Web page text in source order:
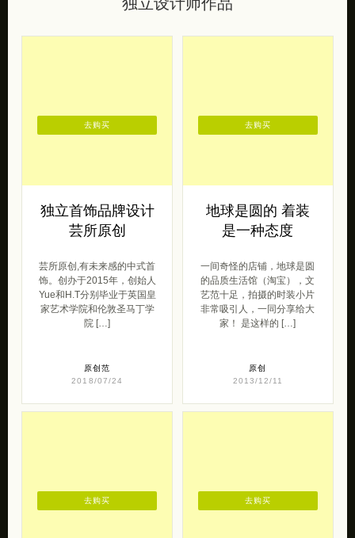
独立设计师作品
独立首饰品牌设计
芸所原创
芸所原创,有未来感的中式首
饰。创办于2015年，创始人
Yue和H.T分别毕业于英国皇
家艺术学院和伦敦圣马丁学
院 […]
原创范
2018/07/24
去购买
地球是圆的 着装
是一种态度
一间奇怪的店铺，地球是圆
的品质生活馆（淘宝），文
艺范十足，拍摄的时装小片
非常吸引人，一同分享给大
家！ 是这样的 […]
原创
2013/12/11
去购买
去购买 去购买